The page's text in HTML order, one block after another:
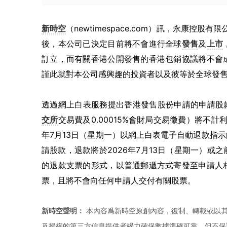
新時空 （newtimespace.com）訊，永康控股有
後，本公司已決定目前將不會進行全球發售及 上市
訂立，而有關香港公開發售的香港包銷協議將不
謹此就對本公司感興趣的投資者以及彼等於全球發
透過網上白表服務提出香港發售股份申請的申請
交所交易費及0.00015%會財局交易徵費）將不計
年7月13日（星期一）以網上白表電子自動退款指
請股款，退款將於2026年7月13日（星期一）或
的退款支票的形式，以普通郵遞方式寄發至申請
票，且將不會向任何申請人交付有關股票。
新時空聲明： 本內容爲新時空原創內容，復制、轉載或以